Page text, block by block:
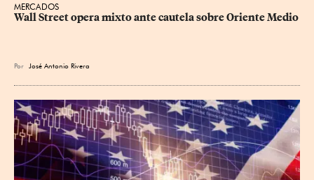
MERCADOS
Wall Street opera mixto ante cautela sobre Oriente Medio
Por José Antonio Rivera